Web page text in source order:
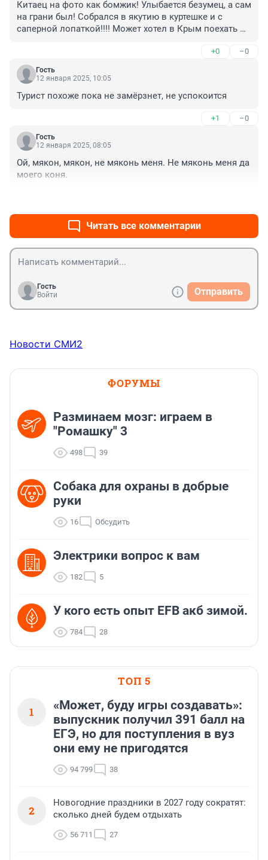
Китаец на фото как бомжик! Улыбается безумец, а сам
на грани был! Собрался в якутию в куртешке и с
саперной лопаткой!!!! Может хотел в Крым поехать
+0 –0
Гость
12 января 2025, 10:05
Турист похоже пока не замёрзнет, не успокоится
+1 –0
Гость
12 января 2025, 08:05
Ой, мякон, мякон, не мяконь меня. Не мяконь меня да
моего коня.
Читать все комментарии
Гость
Войти
Отправить
Новости СМИ2
ФОРУМЫ
Разминаем мозг: играем в
"Ромашку" 3
498 39
Собака для охраны в добрые
руки
16 Обсудить
Электрики вопрос к вам
182 5
У кого есть опыт EFB акб зимой.
784 28
ТОП 5
1
«Может, буду игры создавать»:
выпускник получил 391 балл на
ЕГЭ, но для поступления в вуз
они ему не пригодятся
94 799 38
2
Новогодние праздники в 2027 году сократят:
сколько дней будем отдыхать
56 711 27